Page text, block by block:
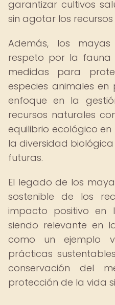
garantizar cultivos
sin agotar los
Además, los
respeto por la fauna
medidas para
especies animales en
enfoque en la
recursos naturales
equilibrio ecológico
la diversidad
futuras.
El legado de los
sostenible de los
impacto positivo en
siendo relevante en
como un ejemplo
prácticas
conservación del
protección de la vida